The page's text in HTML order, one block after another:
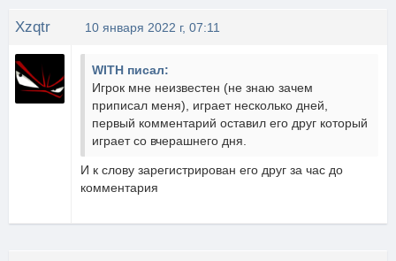
Xzqtr 10 января 2022 г, 07:11
WITH писал:
Игрок мне неизвестен (не знаю зачем
приписал меня), играет несколько дней,
первый комментарий оставил его друг который
играет со вчерашнего дня.
И к слову зарегистрирован его друг за час до
комментария